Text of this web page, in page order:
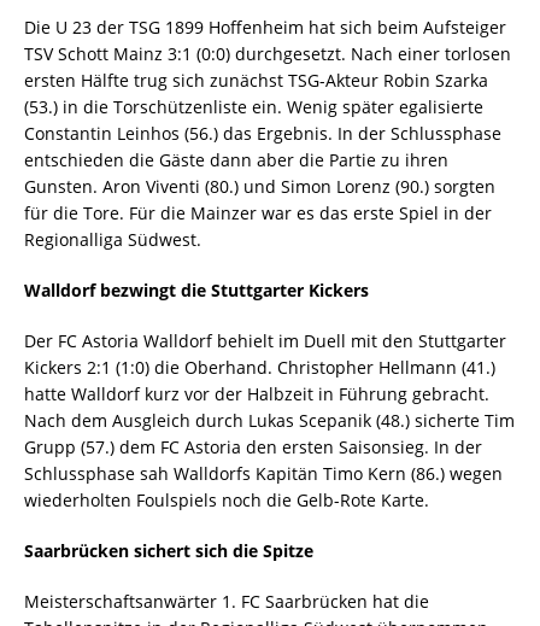
Die U 23 der TSG 1899 Hoffenheim hat sich beim Aufsteiger
TSV Schott Mainz 3:1 (0:0) durchgesetzt. Nach einer torlosen
ersten Hälfte trug sich zunächst TSG-Akteur Robin Szarka
(53.) in die Torschützenliste ein. Wenig später egalisierte
Constantin Leinhos (56.) das Ergebnis. In der Schlussphase
entschieden die Gäste dann aber die Partie zu ihren
Gunsten. Aron Viventi (80.) und Simon Lorenz (90.) sorgten
für die Tore. Für die Mainzer war es das erste Spiel in der
Regionalliga Südwest.
Walldorf bezwingt die Stuttgarter Kickers
Der FC Astoria Walldorf behielt im Duell mit den Stuttgarter
Kickers 2:1 (1:0) die Oberhand. Christopher Hellmann (41.)
hatte Walldorf kurz vor der Halbzeit in Führung gebracht.
Nach dem Ausgleich durch Lukas Scepanik (48.) sicherte Tim
Grupp (57.) dem FC Astoria den ersten Saisonsieg. In der
Schlussphase sah Walldorfs Kapitän Timo Kern (86.) wegen
wiederholten Foulspiels noch die Gelb-Rote Karte.
Saarbrücken sichert sich die Spitze
Meisterschaftsanwärter 1. FC Saarbrücken hat die